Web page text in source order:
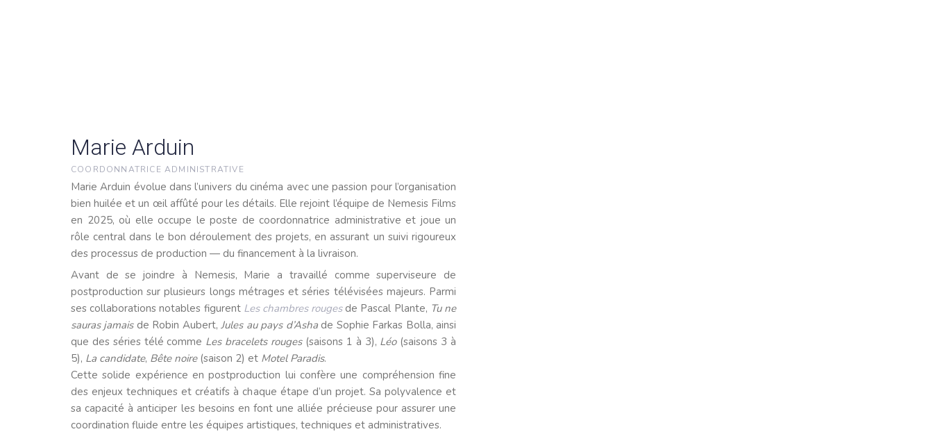
Marie Arduin
COORDONNATRICE ADMINISTRATIVE
Marie Arduin évolue dans l’univers du cinéma avec une passion pour l’organisation
bien huilée et un œil affûté pour les détails. Elle rejoint l’équipe de Nemesis Films
en 2025, où elle occupe le poste de coordonnatrice administrative et joue un
rôle central dans le bon déroulement des projets, en assurant un suivi rigoureux
des processus de production — du financement à la livraison.
Avant de se joindre à Nemesis, Marie a travaillé comme superviseure de
postproduction sur plusieurs longs métrages et séries télévisées majeurs. Parmi
ses collaborations notables figurent Les chambres rougesde Pascal Plante, Tu ne
sauras jamaisde Robin Aubert,Jules au pays d’Ashade Sophie Farkas Bolla, ainsi
que des séries télé comme Les bracelets rouges(saisons 1 à 3), Léo(saisons 3 à
5), La candidate, Bête noire(saison 2) et Motel Paradis.
Cette solide expérience en postproduction lui confère une compréhension fine
des enjeux techniques et créatifs à chaque étape d’un projet. Sa polyvalence et
sa capacité à anticiper les besoins en font une alliée précieuse pour assurer une
coordination fluide entre les équipes artistiques, techniques et administratives.